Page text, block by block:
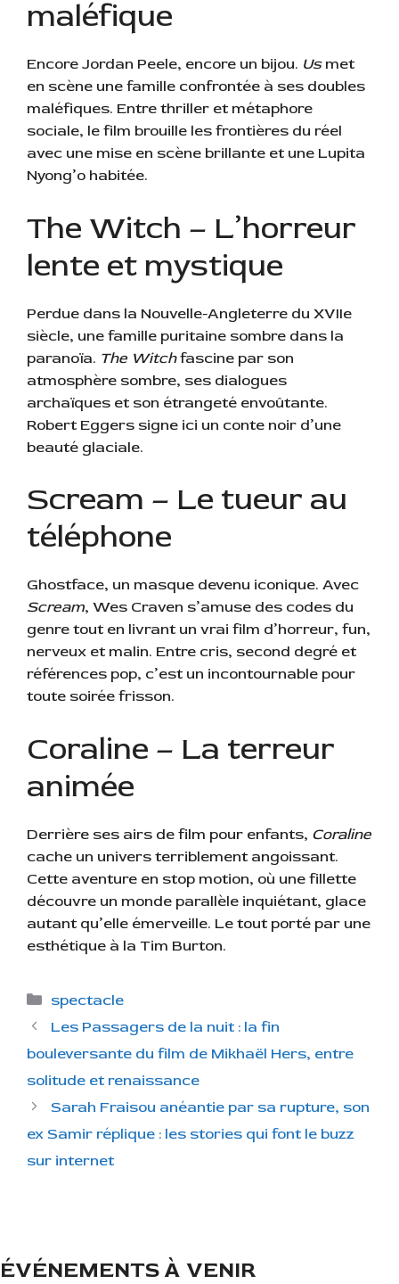
maléfique
Encore Jordan Peele, encore un bijou. Usmet
en scène une famille confrontée à ses doubles
maléfiques. Entre thriller et métaphore
sociale, le film brouille les frontières du réel
avec une mise en scène brillante et une Lupita
Nyong’o habitée.
The Witch – L’horreur
lente et mystique
Perdue dans la Nouvelle-Angleterre du XVIIe
siècle, une famille puritaine sombre dans la
paranoïa. The Witchfascine par son
atmosphère sombre, ses dialogues
archaïques et son étrangeté envoûtante.
Robert Eggers signe ici un conte noir d’une
beauté glaciale.
Scream – Le tueur au
téléphone
Ghostface, un masque devenu iconique. Avec
Scream, Wes Craven s’amuse des codes du
genre tout en livrant un vrai film d’horreur, fun,
nerveux et malin. Entre cris, second degré et
références pop, c’est un incontournable pour
toute soirée frisson.
Coraline – La terreur
animée
Derrière ses airs de film pour enfants, Coraline
cache un univers terriblement angoissant.
Cette aventure en stop motion, où une fillette
découvre un monde parallèle inquiétant, glace
autant qu’elle émerveille. Le tout porté par une
esthétique à la Tim Burton.
C
a
é
g
o
r
spectacle
Les Passagers de la nuit : la fin
bouleversante du film de Mikhaël Hers, entre
solitude et renaissance
Sarah Fraisou anéantie par sa rupture, son
ex Samir réplique : les stories qui font le buzz
sur internet
ÉVÉNEMENTS À VENIR